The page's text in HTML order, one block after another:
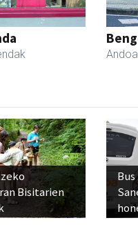
Bisitarien